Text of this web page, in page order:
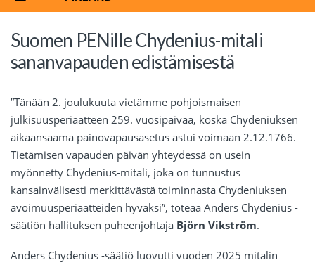
Suomen PENille Chydenius-mitali
sananvapauden edistämisestä
”Tänään 2. joulukuuta vietämme pohjoismaisen
julkisuusperiaatteen 259. vuosipäivää, koska Chydeniuksen
aikaansaama painovapausasetus astui voimaan 2.12.1766.
Tietämisen vapauden päivän yhteydessä on usein
myönnetty Chydenius-mitali, joka on tunnustus
kansainvälisesti merkittävästä toiminnasta Chydeniuksen
avoimuusperiaatteiden hyväksi”, toteaa Anders Chydenius -
säätiön hallituksen puheenjohtaja Björn Vikström.
Anders Chydenius -säätiö luovutti vuoden 2025 mitalin